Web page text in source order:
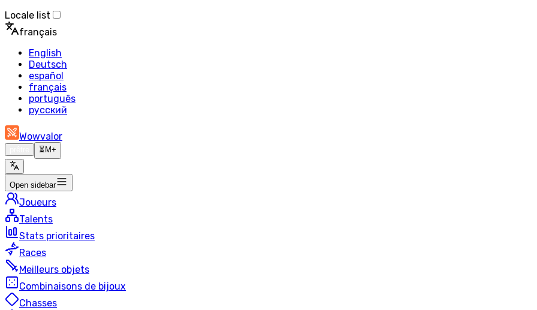
Locale list
français
English
Deutsch
español
français
português
русский
Wowvalor
⏳ M+
Open sidebar
Joueurs
Talents
Stats prioritaires
Races
Meilleurs objets
Combinaisons de bijoux
Chasses